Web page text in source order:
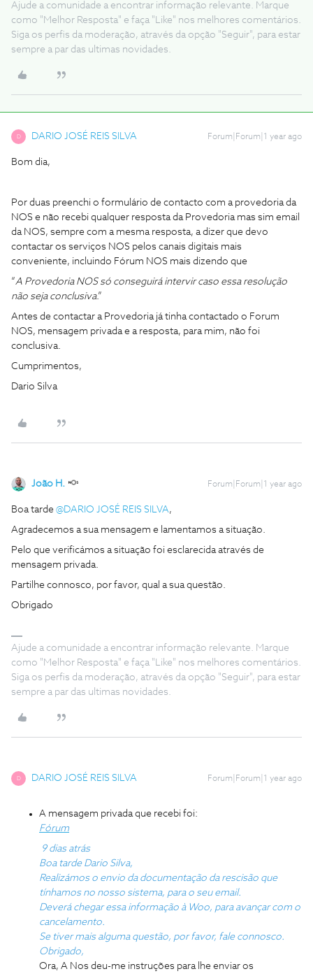
Ajude a comunidade a encontrar informação relevante. Marque
como "Melhor Resposta" e faça "Like" nos melhores comentários.
Siga os perfis da moderação, através da opção "Seguir", para estar
sempre a par das ultimas novidades.
D DARIO JOSÉ REIS SILVA Forum|Forum|1 year ago
Bom dia,
Por duas preenchi o formulário de contacto com a provedoria da
NOS e não recebi qualquer resposta da Provedoria mas sim email
da NOS, sempre com a mesma resposta, a dizer que devo
contactar os serviços NOS pelos canais digitais mais
conveniente, incluindo Fórum NOS mais dizendo que
“A Provedoria NOS só conseguirá intervir caso essa resolução
não seja conclusiva.”
Antes de contactar a Provedoria já tinha contactado o Forum
NOS, mensagem privada e a resposta, para mim, não foi
conclusiva.
Cumprimentos,
Dario Silva
João H. Forum|Forum|1 year ago
Boa tarde ​ @DARIO JOSÉ REIS SILVA,
Agradecemos a sua mensagem e lamentamos a situação.
Pelo que verificámos a situação foi esclarecida através de
mensagem privada.
Partilhe connosco, por favor, qual a sua questão.
Obrigado
Ajude a comunidade a encontrar informação relevante. Marque
como "Melhor Resposta" e faça "Like" nos melhores comentários.
Siga os perfis da moderação, através da opção "Seguir", para estar
sempre a par das ultimas novidades.
D DARIO JOSÉ REIS SILVA Forum|Forum|1 year ago
A mensagem privada que recebi foi:
Fórum
9 dias atrás
Boa tarde Dario Silva,
Realizámos o envio da documentação da rescisão que
tínhamos no nosso sistema, para o seu email.
Deverá chegar essa informação à Woo, para avançar com o
cancelamento.
Se tiver mais alguma questão, por favor, fale connosco.
Obrigado,
Ora, A Nos deu-me instruções para lhe enviar os